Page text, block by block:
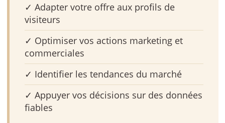
✓ Adapter votre offreaux profils de
visiteurs
✓ Optimiser vos actions marketing et
commerciales
✓ Identifier les tendances du marché
✓ Appuyer vos décisions sur des données
fiables